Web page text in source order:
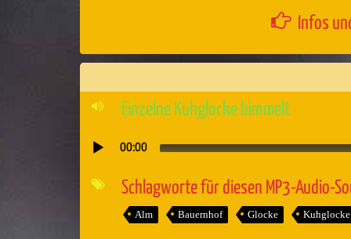
Infos
Einzelne Kuhglocke bimmelt
Audio-
Player
00:00
Schlagworte für diesen MP3-Audio-
Alm Bauernhof Glocke Kuhglocke